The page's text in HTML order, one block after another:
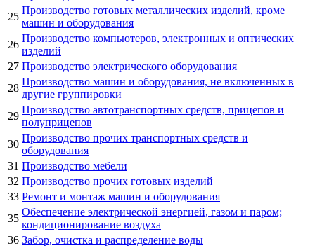
25
Производство готовых металлических изделий, кроме
машин и оборудования
26
Производство компьютеров, электронных и оптических
изделий
27 Производство электрического оборудования
28
Производство машин и оборудования, не включенных в
другие группировки
29
Производство автотранспортных средств, прицепов и
полуприцепов
30
Производство прочих транспортных средств и
оборудования
31 Производство мебели
32 Производство прочих готовых изделий
33 Ремонт и монтаж машин и оборудования
35
Обеспечение электрической энергией, газом и паром;
кондиционирование воздуха
36 Забор, очистка и распределение воды